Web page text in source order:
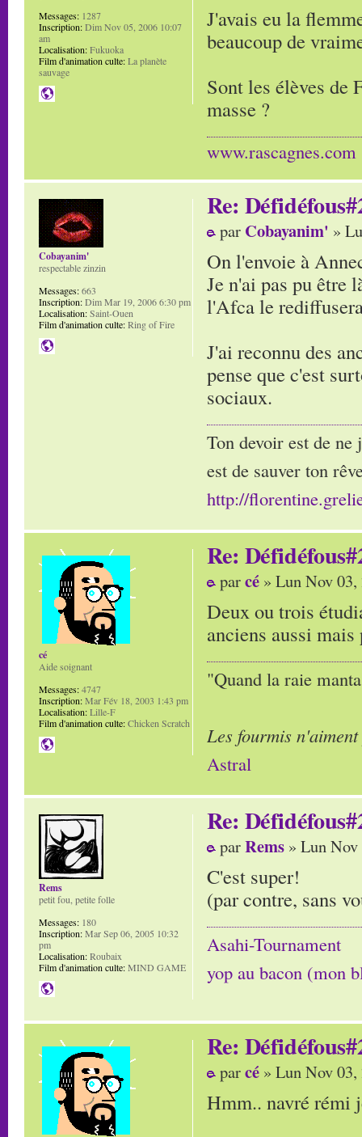
J'avais eu la
beaucoup de
Sont les élèves de
masse ?
www.rascagnes.com
Messages: 1287
Inscription:Dim Nov 05, 2006 10:07
am
Localisation:Fukuoka
Film d'animation culte:La planète
sauvage
Re:
par Cobayanim' »
On l'envoie à
Je n'ai pas pu être
l'Afca le
J'ai reconnu des
pense que c'est
sociaux.
Ton devoir est de
est de sauver ton
http://
Cobayanim'
respectable zinzin
Messages:663
Inscription:Dim Mar 19, 2006 6:30 pm
Localisation:Saint-Ouen
Film d'animation culte:Ring of Fire
Re:
parcé » Lun Nov
Deux ou trois
anciens aussi mais
"Quand la raie
Les fourmis
Astral
cé
Aide soignant
Messages:4747
Inscription:Mar Fév 18, 2003 1:43 pm
Localisation:Lille-F
Film d'animation culte:Chicken Scratch
Re:
parRems » Lun
C'est super!
(par contre, sans
Asahi-Tournament
yop au bacon (mon
Rems
petit fou, petite folle
Messages: 180
Inscription:Mar Sep 06, 2005 10:32
pm
Localisation:Roubaix
Film d'animation culte:MIND GAME
Re:
parcé » Lun Nov
Hmm.. navré rémi